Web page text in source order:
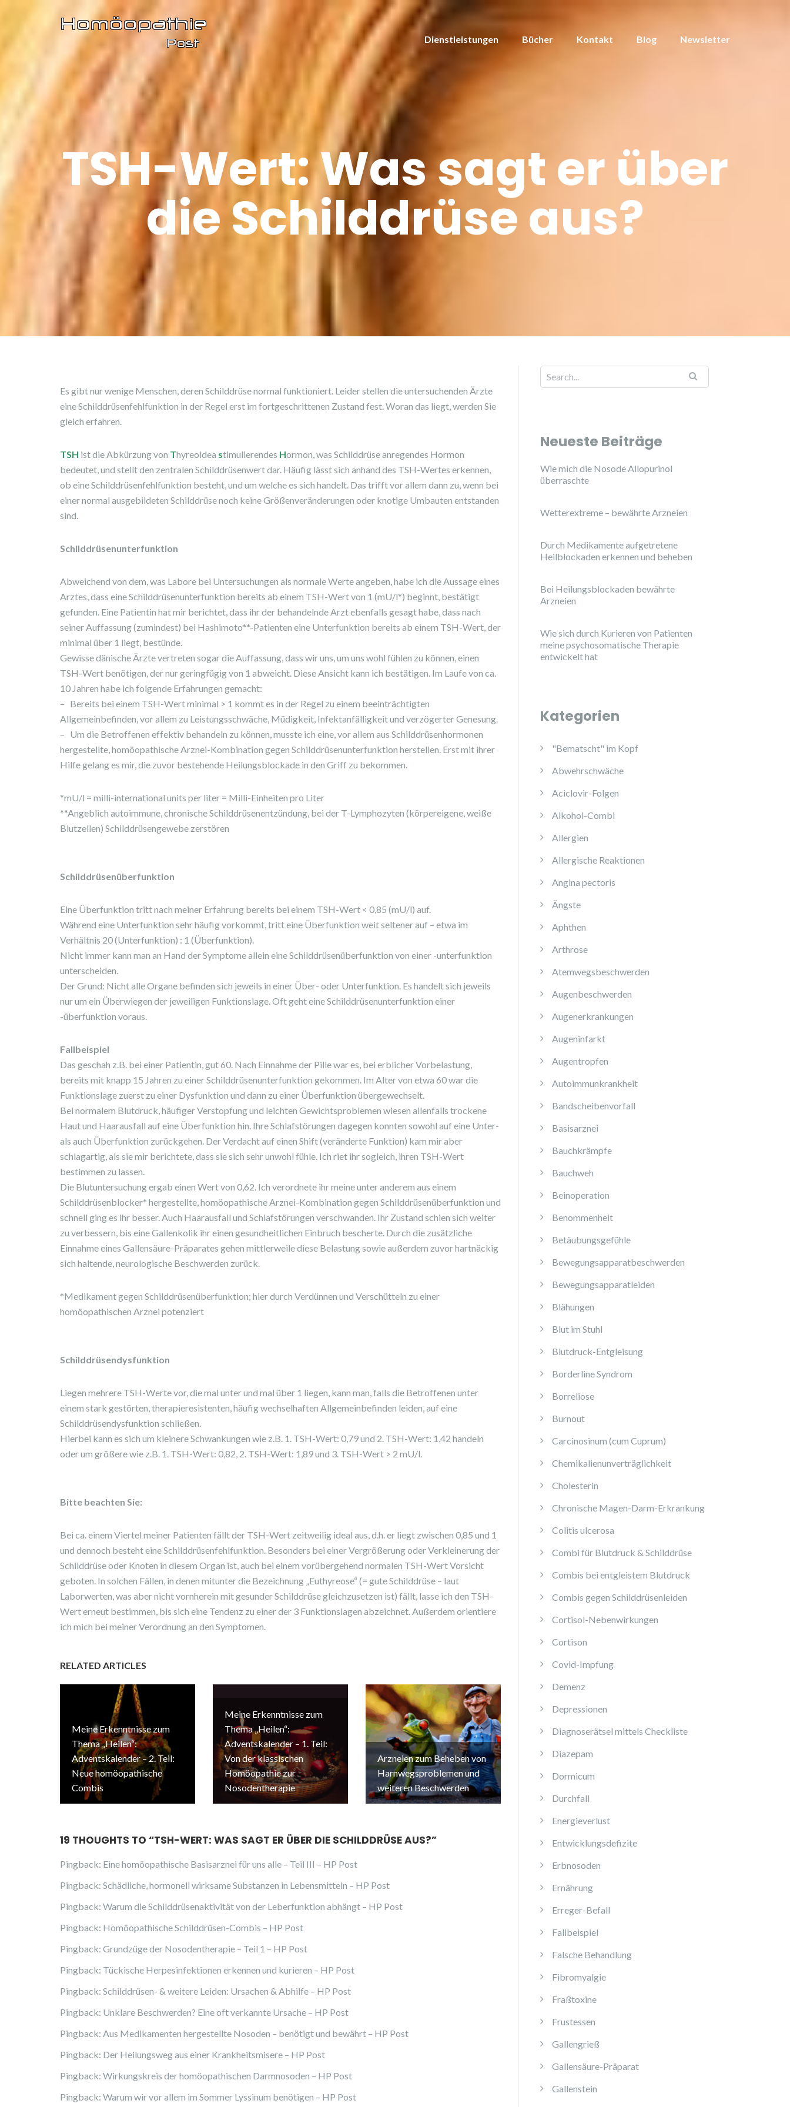
Dienstleistungen Bücher Kontakt Blog Newsletter
TSH-Wert: Was sagt er über
die Schilddrüse aus?
Es gibt nur wenige Menschen, deren Schilddrüse normal funktioniert. Leider stellen die untersuchenden Ärzte
eine Schilddrüsenfehlfunktion in der Regel erst im fortgeschrittenen Zustand fest. Woran das liegt, werden Sie
gleich erfahren.
TSH ist die Abkürzung von Thyreoidea stimulierendes Hormon, was Schilddrüse anregendes Hormon
bedeutet, und stellt den zentralen Schilddrüsenwert dar. Häufig lässt sich anhand des TSH-Wertes erkennen,
ob eine Schilddrüsenfehlfunktion besteht, und um welche es sich handelt. Das trifft vor allem dann zu, wenn bei
einer normal ausgebildeten Schilddrüse noch keine Größenveränderungen oder knotige Umbauten entstanden
sind.
Schilddrüsenunterfunktion
Abweichend von dem, was Labore bei Untersuchungen als normale Werte angeben, habe ich die Aussage eines
Arztes, dass eine Schilddrüsenunterfunktion bereits ab einem TSH-Wert von 1 (mU/l*) beginnt, bestätigt
gefunden. Eine Patientin hat mir berichtet, dass ihr der behandelnde Arzt ebenfalls gesagt habe, dass nach
seiner Auffassung (zumindest) bei Hashimoto**-Patienten eine Unterfunktion bereits ab einem TSH-Wert, der
minimal über 1 liegt, bestünde.
Gewisse dänische Ärzte vertreten sogar die Auffassung, dass wir uns, um uns wohl fühlen zu können, einen
TSH-Wert benötigen, der nur geringfügig von 1 abweicht. Diese Ansicht kann ich bestätigen. Im Laufe von ca.
10 Jahren habe ich folgende Erfahrungen gemacht:
– Bereits bei einem TSH-Wert minimal > 1 kommt es in der Regel zu einem beeinträchtigten
Allgemeinbefinden, vor allem zu Leistungsschwäche, Müdigkeit, Infektanfälligkeit und verzögerter Genesung.
– Um die Betroffenen effektiv behandeln zu können, musste ich eine, vor allem aus Schilddrüsenhormonen
hergestellte, homöopathische Arznei-Kombination gegen Schilddrüsenunterfunktion herstellen. Erst mit ihrer
Hilfe gelang es mir, die zuvor bestehende Heilungsblockade in den Griff zu bekommen.
*mU/l = milli-international units per liter = Milli-Einheiten pro Liter
**Angeblich autoimmune, chronische Schilddrüsenentzündung, bei der T-Lymphozyten (körpereigene, weiße
Blutzellen) Schilddrüsengewebe zerstören
Schilddrüsenüberfunktion
Eine Überfunktion tritt nach meiner Erfahrung bereits bei einem TSH-Wert < 0,85 (mU/l) auf.
Während eine Unterfunktion sehr häufig vorkommt, tritt eine Überfunktion weit seltener auf – etwa im
Verhältnis 20 (Unterfunktion) : 1 (Überfunktion).
Nicht immer kann man an Hand der Symptome allein eine Schilddrüsenüberfunktion von einer -unterfunktion
unterscheiden.
Der Grund: Nicht alle Organe befinden sich jeweils in einer Über- oder Unterfunktion. Es handelt sich jeweils
nur um ein Überwiegen der jeweiligen Funktionslage. Oft geht eine Schilddrüsenunterfunktion einer
-überfunktion voraus.
Fallbeispiel
Das geschah z.B. bei einer Patientin, gut 60. Nach Einnahme der Pille war es, bei erblicher Vorbelastung,
bereits mit knapp 15 Jahren zu einer Schilddrüsenunterfunktion gekommen. Im Alter von etwa 60 war die
Funktionslage zuerst zu einer Dysfunktion und dann zu einer Überfunktion übergewechselt.
Bei normalem Blutdruck, häufiger Verstopfung und leichten Gewichtsproblemen wiesen allenfalls trockene
Haut und Haarausfall auf eine Überfunktion hin. Ihre Schlafstörungen dagegen konnten sowohl auf eine Unter-
als auch Überfunktion zurückgehen. Der Verdacht auf einen Shift (veränderte Funktion) kam mir aber
schlagartig, als sie mir berichtete, dass sie sich sehr unwohl fühle. Ich riet ihr sogleich, ihren TSH-Wert
bestimmen zu lassen.
Die Blutuntersuchung ergab einen Wert von 0,62. Ich verordnete ihr meine unter anderem aus einem
Schilddrüsenblocker* hergestellte, homöopathische Arznei-Kombination gegen Schilddrüsenüberfunktion und
schnell ging es ihr besser. Auch Haarausfall und Schlafstörungen verschwanden. Ihr Zustand schien sich weiter
zu verbessern, bis eine Gallenkolik ihr einen gesundheitlichen Einbruch bescherte. Durch die zusätzliche
Einnahme eines Gallensäure-Präparates gehen mittlerweile diese Belastung sowie außerdem zuvor hartnäckig
sich haltende, neurologische Beschwerden zurück.
*Medikament gegen Schilddrüsenüberfunktion; hier durch Verdünnen und Verschütteln zu einer
homöopathischen Arznei potenziert
Schilddrüsendysfunktion
Liegen mehrere TSH-Werte vor, die mal unter und mal über 1 liegen, kann man, falls die Betroffenen unter
einem stark gestörten, therapieresistenten, häufig wechselhaften Allgemeinbefinden leiden, auf eine
Schilddrüsendysfunktion schließen.
Hierbei kann es sich um kleinere Schwankungen wie z.B. 1. TSH-Wert: 0,79 und 2. TSH-Wert: 1,42 handeln
oder um größere wie z.B. 1. TSH-Wert: 0,82, 2. TSH-Wert: 1,89 und 3. TSH-Wert > 2 mU/l.
Bitte beachten Sie:
Bei ca. einem Viertel meiner Patienten fällt der TSH-Wert zeitweilig ideal aus, d.h. er liegt zwischen 0,85 und 1
und dennoch besteht eine Schilddrüsenfehlfunktion. Besonders bei einer Vergrößerung oder Verkleinerung der
Schilddrüse oder Knoten in diesem Organ ist, auch bei einem vorübergehend normalen TSH-Wert Vorsicht
geboten. In solchen Fällen, in denen mitunter die Bezeichnung „Euthyreose“ (= gute Schilddrüse – laut
Laborwerten, was aber nicht vornherein mit gesunder Schilddrüse gleichzusetzen ist) fällt, lasse ich den TSH-
Wert erneut bestimmen, bis sich eine Tendenz zu einer der 3 Funktionslagen abzeichnet. Außerdem orientiere
ich mich bei meiner Verordnung an den Symptomen.
RELATED ARTICLES
Meine Erkenntnisse zum
Thema „Heilen“:
Adventskalender – 2. Teil:
Neue homöopathische
Combis
Meine Erkenntnisse zum
Thema „Heilen“:
Adventskalender – 1. Teil:
Von der klassischen
Homöopathie zur
Nosodentherapie
Arzneien zum Beheben von
Harnwegsproblemen und
weiteren Beschwerden
19 THOUGHTS TO “TSH-WERT: WAS SAGT ER ÜBER DIE SCHILDDRÜSE AUS?”
Pingback: Eine homöopathische Basisarznei für uns alle – Teil III – HP Post
Pingback: Schädliche, hormonell wirksame Substanzen in Lebensmitteln – HP Post
Pingback: Warum die Schilddrüsenaktivität von der Leberfunktion abhängt – HP Post
Pingback: Homöopathische Schilddrüsen-Combis – HP Post
Pingback: Grundzüge der Nosodentherapie – Teil 1 – HP Post
Pingback: Tückische Herpesinfektionen erkennen und kurieren – HP Post
Pingback: Schilddrüsen- & weitere Leiden: Ursachen & Abhilfe – HP Post
Pingback: Unklare Beschwerden? Eine oft verkannte Ursache – HP Post
Pingback: Aus Medikamenten hergestellte Nosoden – benötigt und bewährt – HP Post
Pingback: Der Heilungsweg aus einer Krankheitsmisere – HP Post
Pingback: Wirkungskreis der homöopathischen Darmnosoden – HP Post
Pingback: Warum wir vor allem im Sommer Lyssinum benötigen – HP Post
Neueste Beiträge
Wie mich die Nosode Allopurinol
überraschte
Wetterextreme – bewährte Arzneien
Durch Medikamente aufgetretene
Heilblockaden erkennen und beheben
Bei Heilungsblockaden bewährte
Arzneien
Wie sich durch Kurieren von Patienten
meine psychosomatische Therapie
entwickelt hat
Kategorien
"Bematscht" im Kopf
Abwehrschwäche
Aciclovir-Folgen
Alkohol-Combi
Allergien
Allergische Reaktionen
Angina pectoris
Ängste
Aphthen
Arthrose
Atemwegsbeschwerden
Augenbeschwerden
Augenerkrankungen
Augeninfarkt
Augentropfen
Autoimmunkrankheit
Bandscheibenvorfall
Basisarznei
Bauchkrämpfe
Bauchweh
Beinoperation
Benommenheit
Betäubungsgefühle
Bewegungsapparatbeschwerden
Bewegungsapparatleiden
Blähungen
Blut im Stuhl
Blutdruck-Entgleisung
Borderline Syndrom
Borreliose
Burnout
Carcinosinum (cum Cuprum)
Chemikalienunverträglichkeit
Cholesterin
Chronische Magen-Darm-Erkrankung
Colitis ulcerosa
Combi für Blutdruck & Schilddrüse
Combis bei entgleistem Blutdruck
Combis gegen Schilddrüsenleiden
Cortisol-Nebenwirkungen
Cortison
Covid-Impfung
Demenz
Depressionen
Diagnoserätsel mittels Checkliste
Diazepam
Dormicum
Durchfall
Energieverlust
Entwicklungsdefizite
Erbnosoden
Ernährung
Erreger-Befall
Fallbeispiel
Falsche Behandlung
Fibromyalgie
Fraßtoxine
Frustessen
Gallengrieß
Gallensäure-Präparat
Gallenstein